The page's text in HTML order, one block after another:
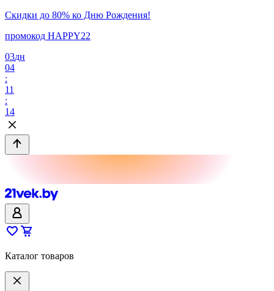
Скидки до 80% ко Дню Рождения!
промокод HAPPY22
03дн
04
:
11
:
14
Каталог товаров